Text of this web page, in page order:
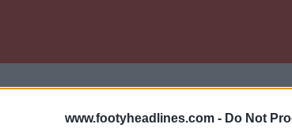
www.footyheadlines.com - Do Not